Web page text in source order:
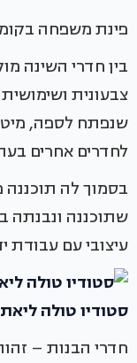
פינת משפחה
בין חדרי השינה
צבעונית
שנפתח לספה,
לחדרים אחרים
בסמוך לה תוכננה
שתוכננה ונבנתה
עיצובי עם עבודת
סטודיו טולה
חדרי הבנות –